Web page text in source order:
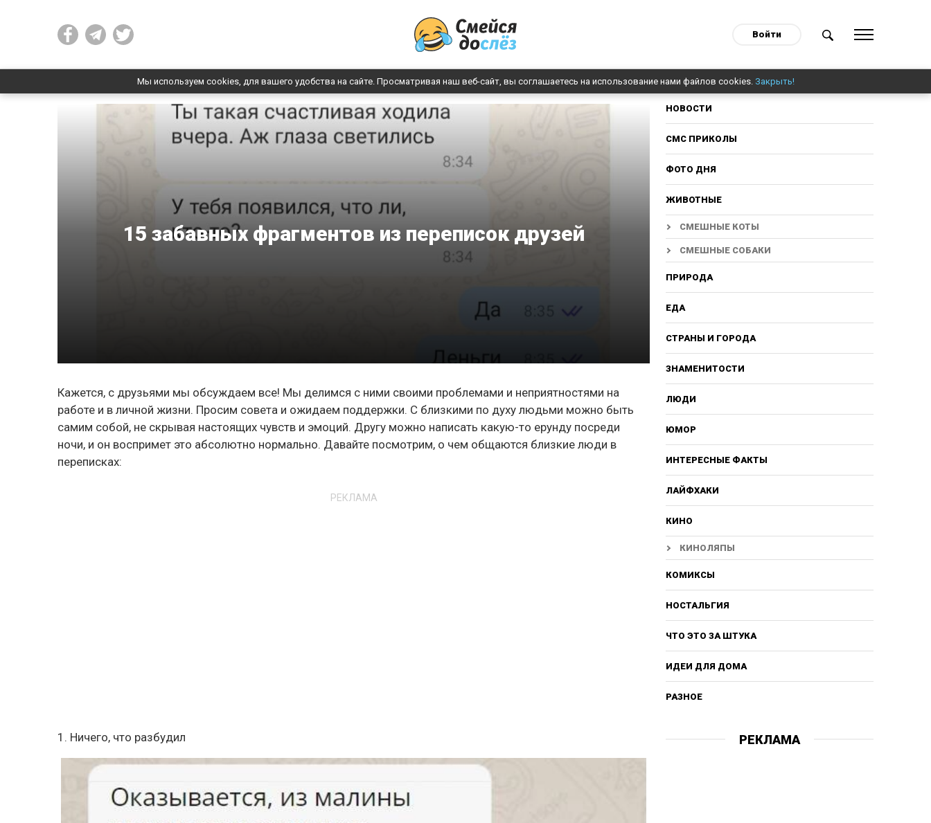
Войти
Мы используем cookies, для вашего удобства на сайте. Просматривая наш веб-сайт, вы соглашаетесь на использование нами файлов cookies. Закрыть!
15 забавных фрагментов из переписок друзей
Кажется, с друзьями мы обсуждаем все! Мы делимся с ними своими проблемами и неприятностями на
работе и в личной жизни. Просим совета и ожидаем поддержки. С близкими по духу людьми можно быть
самим собой, не скрывая настоящих чувств и эмоций. Другу можно написать какую-то ерунду посреди
ночи, и он воспримет это абсолютно нормально. Давайте посмотрим, о чем общаются близкие люди в
переписках:
РЕКЛАМА
1. Ничего, что разбудил
НОВОСТИ
СМС ПРИКОЛЫ
ФОТО ДНЯ
ЖИВОТНЫЕ
СМЕШНЫЕ КОТЫ
СМЕШНЫЕ СОБАКИ
ПРИРОДА
ЕДА
СТРАНЫ И ГОРОДА
ЗНАМЕНИТОСТИ
ЛЮДИ
ЮМОР
ИНТЕРЕСНЫЕ ФАКТЫ
ЛАЙФХАКИ
КИНО
КИНОЛЯПЫ
КОМИКСЫ
НОСТАЛЬГИЯ
ЧТО ЭТО ЗА ШТУКА
ИДЕИ ДЛЯ ДОМА
РАЗНОЕ
РЕКЛАМА